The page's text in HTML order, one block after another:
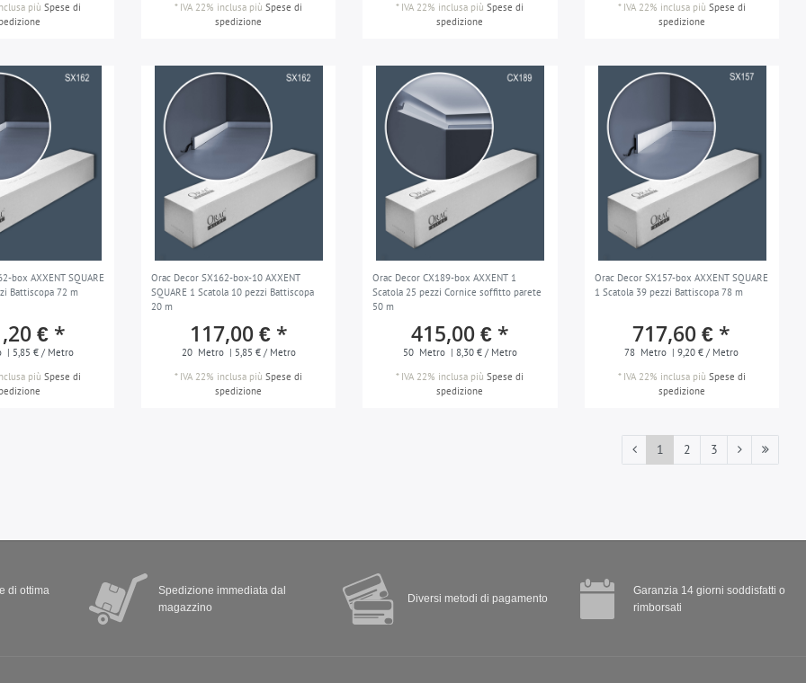
più Spese di
* IVA 22% inclusa piùSpese di
spedizione
* IVA 22% inclusa piùSpese di
spedizione
* IVA 22% inclusapiù Spese di
spedizione
box AXXENT SQUARE
Battiscopa 72 m
€ *
| 5,85 € / Metro
più Spese di
Orac Decor SX162-box-10 AXXENT
SQUARE 1 Scatola 10 pezzi Battiscopa
20 m
117,00 € *
20 Metro | 5,85 € / Metro
* IVA 22% inclusa piùSpese di
spedizione
Orac Decor CX189-box AXXENT 1
Scatola 25 pezzi Cornice soffitto parete
50 m
415,00 € *
50 Metro | 8,30 € / Metro
* IVA 22% inclusa piùSpese di
spedizione
Orac Decor SX157-box AXXENT SQUARE
1 Scatola 39 pezzi Battiscopa 78 m
717,60 € *
78 Metro | 9,20 € / Metro
* IVA 22% inclusapiù Spese di
spedizione
1 2 3
di ottima
Spedizione immediata dal
magazzino
Diversi metodi di pagamento
Garanzia 14 giorni soddisfatti o
rimborsati